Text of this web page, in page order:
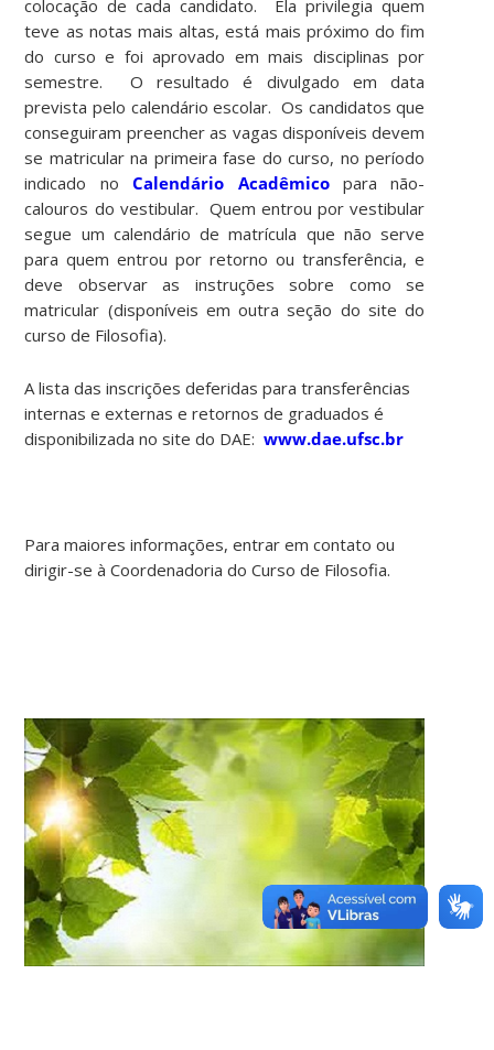
colocação de cada candidato. Ela privilegia quem
teve as notas mais altas, está mais próximo do fim
do curso e foi aprovado em mais disciplinas por
semestre. O resultado é divulgado em data
prevista pelo calendário escolar. Os candidatos que
conseguiram preencher as vagas disponíveis devem
se matricular na primeira fase do curso, no período
indicado noCalendário Acadêmicopara não-
calouros do vestibular. Quem entrou por vestibular
segue um calendário de matrícula que não serve
para quem entrou por retorno ou transferência, e
deve observar as instruções sobre como se
matricular (disponíveis em outra seção do site do
curso de Filosofia).
A lista das inscrições deferidas para transferências
internas e externas e retornos de graduados é
disponibilizada no site do DAE:www.dae.ufsc.br
Para maiores informações, entrar em contato ou
dirigir-se à Coordenadoria do Curso de Filosofia.